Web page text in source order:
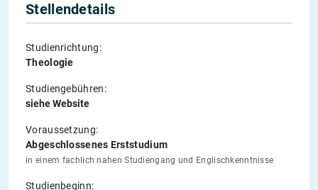
Stellendetails
Studienrichtung:
Theologie
Studiengebühren:
siehe Website
Voraussetzung:
Abgeschlossenes Erststudium
in einem fachlich nahen Studiengang und Englischkenntnisse
Studienbeginn: